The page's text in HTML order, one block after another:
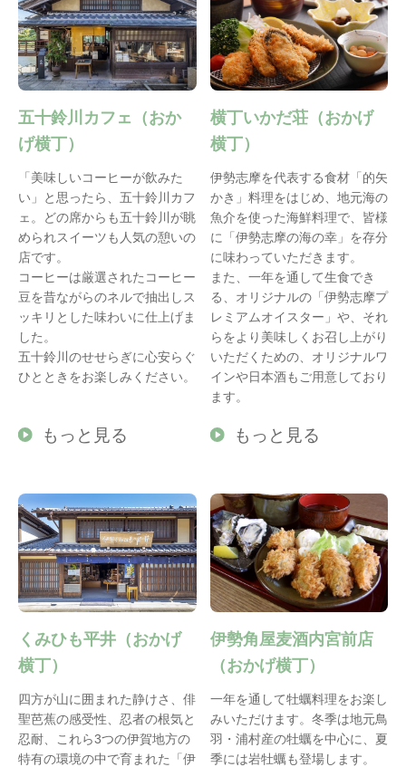
五十鈴川カフェ（おか
げ横丁）
「美味しいコーヒーが飲みた
い」と思ったら、五十鈴川カフ
ェ。どの席からも五十鈴川が眺
められスイーツも人気の憩いの
店です。
コーヒーは厳選されたコーヒー
豆を昔ながらのネルで抽出しス
ッキリとした味わいに仕上げま
した。
五十鈴川のせせらぎに心安らぐ
ひとときをお楽しみください。
もっと見る
横丁いかだ荘（おかげ
横丁）
伊勢志摩を代表する食材「的矢
かき」料理をはじめ、地元海の
魚介を使った海鮮料理で、皆様
に「伊勢志摩の海の幸」を存分
に味わっていただきます。
また、一年を通して生食でき
る、オリジナルの「伊勢志摩プ
レミアムオイスター」や、それ
らをより美味しくお召し上がり
いただくための、オリジナルワ
インや日本酒もご用意しており
ます。
もっと見る
くみひも平井（おかげ
横丁）
四方が山に囲まれた静けさ、俳
聖芭蕉の感受性、忍者の根気と
忍耐、これら3つの伊賀地方の
特有の環境の中で育まれた「伊
伊勢角屋麦酒内宮前店
（おかげ横丁）
一年を通して牡蠣料理をお楽し
みいただけます。冬季は地元鳥
羽・浦村産の牡蠣を中心に、夏
季には岩牡蠣も登場します。